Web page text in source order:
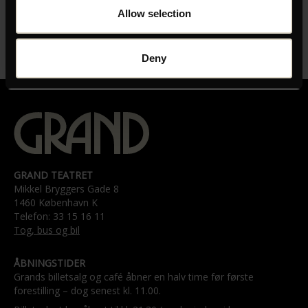
Allow selection
Deny
GRAND TEATRET
Mikkel Bryggers Gade 8
1460 København K
Telefon: 33 15 16 11
Tog, bus og bil
ÅBNINGSTIDER
Grands billetsalg og café åbner en halv time før første
forestilling – dog senest kl. 11.00.